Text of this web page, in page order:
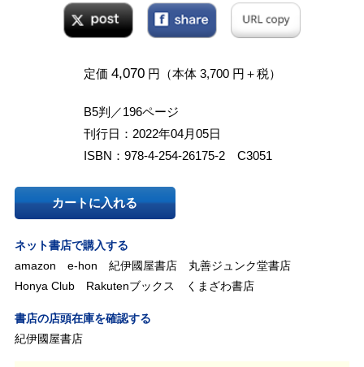
定価 4,070円（本体 3,700 円＋税）
B5判／196ページ
刊行日：2022年04月05日
ISBN：978-4-254-26175-2 C3051
カートに入れる
ネット書店で購入する
amazon
e-hon 紀伊國屋書店
丸善ジュンク堂書店
Honya Club
Rakutenブックス くまざわ書店
書店の店頭在庫を確認する
紀伊國屋書店